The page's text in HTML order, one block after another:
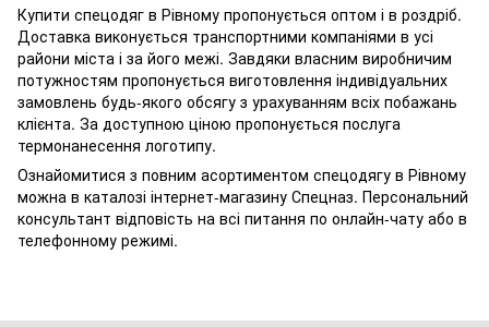
Купити спецодяг в Рівному пропонується оптом і в роздріб.
Доставка виконується транспортними компаніями в усі
райони міста і за його межі. Завдяки власним виробничим
потужностям пропонується виготовлення індивідуальних
замовлень будь-якого обсягу з урахуванням всіх побажань
клієнта. За доступною ціною пропонується послуга
термонанесення логотипу.
Ознайомитися з повним асортиментом спецодягу в Рівному
можна в каталозі інтернет-магазину Спецназ. Персональний
консультант відповість на всі питання по онлайн-чату або в
телефонному режимі.